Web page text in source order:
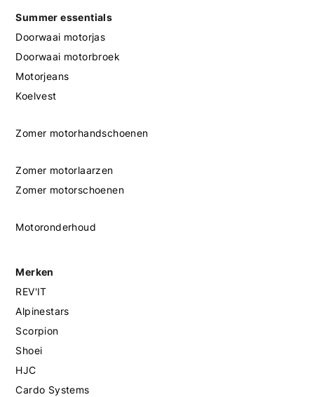
Summer essentials
Doorwaai motorjas
Doorwaai motorbroek
Motorjeans
Koelvest
Zomer motorhandschoenen
Zomer motorlaarzen
Zomer motorschoenen
Motoronderhoud
Merken
REV'IT
Alpinestars
Scorpion
Shoei
HJC
Cardo Systems